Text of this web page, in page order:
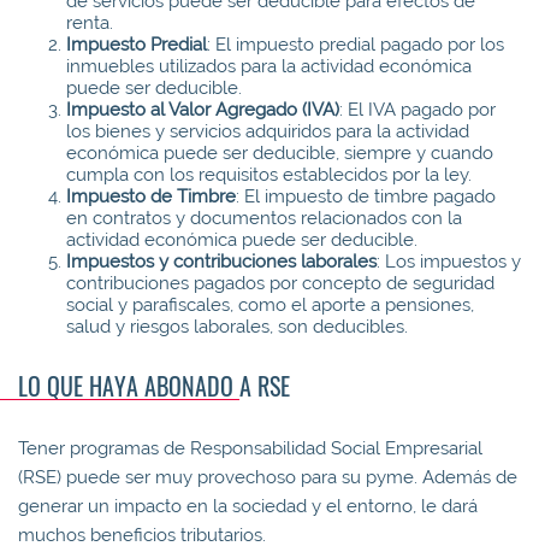
renta.
Impuesto Predial: El impuesto predial pagado por los
inmuebles utilizados para la actividad económica
puede ser deducible.
Impuesto al Valor Agregado (IVA): El IVA pagado por
los bienes y servicios adquiridos para la actividad
económica puede ser deducible, siempre y cuando
cumpla con los requisitos establecidos por la ley.
Impuesto de Timbre: El impuesto de timbre pagado
en contratos y documentos relacionados con la
actividad económica puede ser deducible.
Impuestos y contribuciones laborales: Los impuestos y
contribuciones pagados por concepto de seguridad
social y parafiscales, como el aporte a pensiones,
salud y riesgos laborales, son deducibles.
LO QUE HAYA ABONADO A RSE
Tener programas de Responsabilidad Social Empresarial
(RSE) puede ser muy provechoso para su pyme. Además de
generar un impacto en la sociedad y el entorno, le dará
muchos beneficios tributarios.